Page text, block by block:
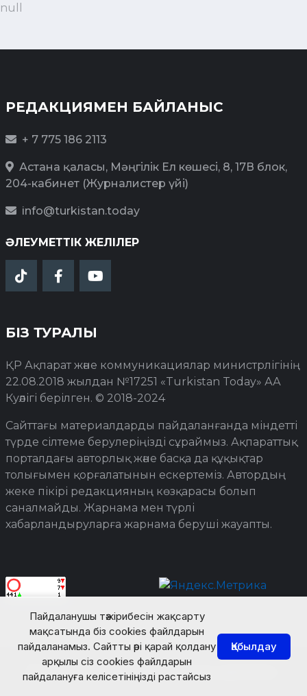
Пайдаланушы тәжірибесін жақсарту
мақсатында біз cookies файлдарын
пайдаланамыз. Сайтты әрі қарай қолдану
арқылы сіз cookies файлдарын
пайдалануға келісетініңізді растайсыз
Қабылдау
null
РЕДАКЦИЯМЕН БАЙЛАНЫС
+ 7 775 186 2113
Астана қаласы, Мәңгілік Ел көшесі, 8, 17В блок,
204-кабинет (Журналистер үйі)
info@turkistan.today
ӘЛЕУМЕТТІК ЖЕЛІЛЕР
БІЗ ТУРАЛЫ
ҚР Ақпарат және коммуникациялар министрлігінің
22.08.2018 жылдан №17251 «Turkistan Today» АА
Куәлігі берілген. © 2018-2024
Сайттағы материалдарды пайдаланғанда міндетті
түрде сілтеме берулеріңізді сұраймыз. Ақпараттық
порталдағы авторлық және басқа да құқықтар
толығымен қорғалатынын ескертеміз. Автордың
жеке пікірі редакцияның көзқарасы болып
саналмайды. Жарнама мен түрлі
хабарландыруларға жарнама беруші жауапты.
© Turkistan Today. Барлық құқық қорғалған.